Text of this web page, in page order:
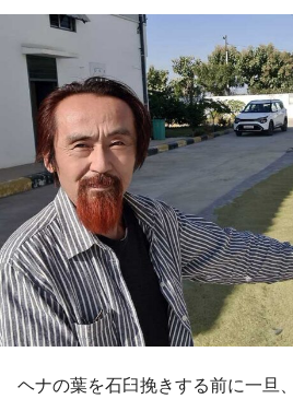
ヘナの葉を石臼挽きする前に一旦